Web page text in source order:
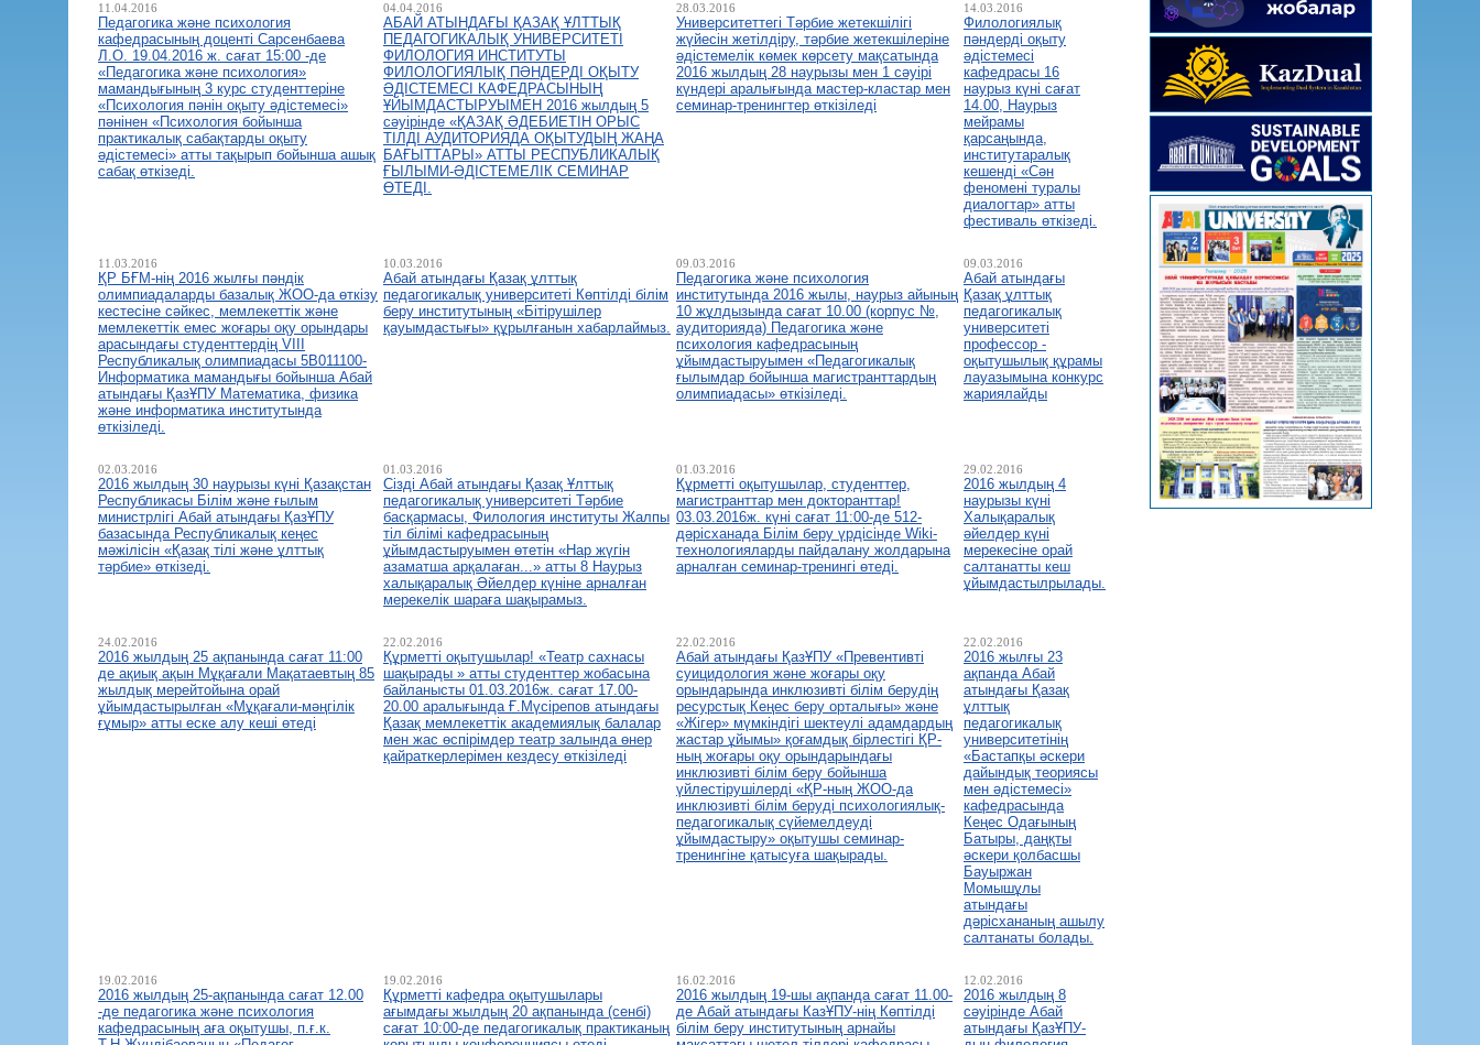
11.04.2016
Педагогика және психология
кафедрасының доценті Сарсенбаева
Л.О. 19.04.2016 ж. сағат 15:00 -де
«Педагогика және психология»
мамандығының 3 курс студенттеріне
«Психология пәнін оқыту әдістемесі»
пәнінен «Психология бойынша
практикалық сабақтарды оқыту
әдістемесі» атты тақырып бойынша ашық
сабақ өткізеді.
04.04.2016
АБАЙ АТЫНДАҒЫ ҚАЗАҚ ҰЛТТЫҚ
ПЕДАГОГИКАЛЫҚ УНИВЕРСИТЕТІ
ФИЛОЛОГИЯ ИНСТИТУТЫ
ФИЛОЛОГИЯЛЫҚ ПӘНДЕРДІ ОҚЫТУ
ӘДІСТЕМЕСІ КАФЕДРАСЫНЫҢ
ҰЙЫМДАСТЫРУЫМЕН 2016 жылдың 5
сәуірінде «ҚАЗАҚ ӘДЕБИЕТІН ОРЫС
ТІЛДІ АУДИТОРИЯДА ОҚЫТУДЫҢ ЖАҢА
БАҒЫТТАРЫ» АТТЫ РЕСПУБЛИКАЛЫҚ
ҒЫЛЫМИ-ӘДІСТЕМЕЛІК СЕМИНАР
ӨТЕДІ.
28.03.2016
Университеттегі Тәрбие жетекшілігі
жүйесін жетілдіру, тәрбие жетекшілеріне
әдістемелік көмек көрсету мақсатында
2016 жылдың 28 наурызы мен 1 сәуірі
күндері аралығында мастер-кластaр мен
семинар-тренингтер өткізіледі
14.03.2016
Филологиялық
пәндерді оқыту
әдістемесі
кафедрасы 16
наурыз күні сағат
14.00, Наурыз
мейрамы
қарсаңында,
институтаралық
кешенді «Сән
феномені туралы
диалогтар» атты
фестиваль өткізеді.
11.03.2016
ҚР БҒМ-нің 2016 жылғы пәндік
олимпиадаларды базалық ЖОО-да өткізу
кестесіне сәйкес, мемлекеттік және
мемлекеттік емес жоғары оқу орындары
арасындағы студенттердің VIII
Республикалық олимпиадасы 5В011100-
Информатика мамандығы бойынша Абай
атындағы ҚазҰПУ Математика, физика
және информатика институтында
өткізіледі.
10.03.2016
Абай атындағы Қазақ ұлттық
педагогикалық университеті Көптілді білім
беру институтының «Бітірушілер
қауымдастығы» құрылғанын хабарлаймыз.
09.03.2016
Педагогика және психология
институтында 2016 жылы, наурыз айының
10 жұлдызында сағат 10.00 (корпус №,
аудиторияда) Педагогика және
психология кафедрасының
ұйымдастыруымен «Педагогикалық
ғылымдар бойынша магистранттардың
олимпиадасы» өткізіледі.
09.03.2016
Абай атындағы
Қазақ ұлттық
педагогикалық
университеті
профессор -
оқытушылық құрамы
лауазымына конкурс
жариялайды
02.03.2016
2016 жылдың 30 наурызы күні Қазақстан
Республикасы Білім және ғылым
министрлігі Абай атындағы ҚазҰПУ
базасында Республикалық кеңес
мәжілісін «Қазақ тілі және ұлттық
тәрбие» өткізеді.
01.03.2016
Сізді Абай атындағы Қазақ Ұлттық
педагогикалық университеті Тәрбие
басқармасы, Филология институты Жалпы
тіл білімі кафедрасының
ұйымдастыруымен өтетін «Нар жүгін
азаматша арқалаған...» атты 8 Наурыз
халықаралық Әйелдер күніне арналған
мерекелік шараға шақырамыз.
01.03.2016
Құрметті оқытушылар, студенттер,
магистранттар мен докторанттар!
03.03.2016ж. күні сағат 11:00-де 512-
дәрісханада Білім беру үрдісінде Wiki-
технологияларды пайдалану жолдарына
арналған семинар-тренингі өтеді.
29.02.2016
2016 жылдың 4
наурызы күні
Халықаралық
әйелдер күні
мерекесіне орай
салтанатты кеш
ұйымдастылрылады.
24.02.2016
2016 жылдың 25 ақпанында сағат 11:00
де ақиық ақын Мұқағали Мақатаевтың 85
жылдық мерейтойына орай
ұйымдастырылған «Мұқағали-мәңгілік
ғұмыр» атты еске алу кеші өтеді
22.02.2016
Құрметті оқытушылар! «Театр сахнасы
шақырады » атты студенттер жобасына
байланысты 01.03.2016ж. сағат 17.00-
20.00 аралығында Ғ.Мүсірепов атындағы
Қазақ мемлекеттік академиялық балалар
мен жас өспірімдер театр залында өнер
қайраткерлерімен кездесу өткізіледі
22.02.2016
Абай атындағы ҚазҰПУ «Превентивті
суицидология және жоғары оқу
орындарында инклюзивті білім берудің
ресурстық Кеңес беру орталығы» және
«Жігер» мүмкіндігі шектеулі адамдардың
жастар ұйымы» қоғамдық бірлестігі ҚР-
ның жоғары оқу орындарындағы
инклюзивті білім беру бойынша
үйлестірушілерді «ҚР-ның ЖОО-да
инклюзивті білім беруді психологиялық-
педагогикалық сүйемелдеуді
ұйымдастыру» оқытушы семинар-
тренингіне қатысуға шақырады.
22.02.2016
2016 жылғы 23
ақпанда Абай
атындағы Қазақ
ұлттық
педагогикалық
университетінің
«Бастапқы әскери
дайындық теориясы
мен әдістемесі»
кафедрасында
Кеңес Одағының
Батыры, даңқты
әскери қолбасшы
Бауыржан
Момышұлы
атындағы
дәрісхананың ашылу
салтанаты болады.
19.02.2016
2016 жылдың 25-ақпанында сағат 12.00
-де педагогика және психология
кафедрасының аға оқытушы, п.ғ.к.
19.02.2016
Құрметті кафедра оқытушылары
ағымдағы жылдың 20 ақпанында (сенбі)
сағат 10:00-де педагогикалық практиканың
16.02.2016
2016 жылдың 19-шы ақпанда сағат 11.00-
де Абай атындағы КазҰПУ-нің Көптілді
білім беру институтының арнайы
12.02.2016
2016 жылдың 8
сәуірінде Абай
атындағы ҚазҰПУ-